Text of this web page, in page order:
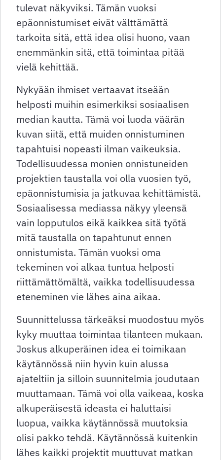
tulevat näkyviksi. Tämän vuoksi
epäonnistumiset eivät välttämättä
tarkoita sitä, että idea olisi huono, vaan
enemmänkin sitä, että toimintaa pitää
vielä kehittää.
Nykyään ihmiset vertaavat itseään
helposti muihin esimerkiksi sosiaalisen
median kautta. Tämä voi luoda väärän
kuvan siitä, että muiden onnistuminen
tapahtuisi nopeasti ilman vaikeuksia.
Todellisuudessa monien onnistuneiden
projektien taustalla voi olla vuosien työ,
epäonnistumisia ja jatkuvaa kehittämistä.
Sosiaalisessa mediassa näkyy yleensä
vain lopputulos eikä kaikkea sitä työtä
mitä taustalla on tapahtunut ennen
onnistumista. Tämän vuoksi oma
tekeminen voi alkaa tuntua helposti
riittämättömältä, vaikka todellisuudessa
eteneminen vie lähes aina aikaa.
Suunnittelussa tärkeäksi muodostuu myös
kyky muuttaa toimintaa tilanteen mukaan.
Joskus alkuperäinen idea ei toimikaan
käytännössä niin hyvin kuin alussa
ajateltiin ja silloin suunnitelmia joudutaan
muuttamaan. Tämä voi olla vaikeaa, koska
alkuperäisestä ideasta ei haluttaisi
luopua, vaikka käytännössä muutoksia
olisi pakko tehdä. Käytännössä kuitenkin
lähes kaikki projektit muuttuvat matkan